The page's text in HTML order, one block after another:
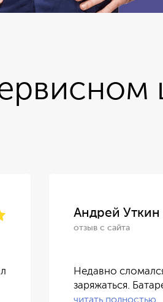
Андрей Уткин
отзыв с сайта
Недавно
заряжаться.